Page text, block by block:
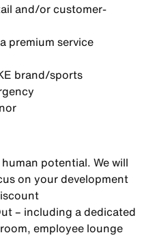
and/or customer-
premium service
brand/sports
potential. We will
on your development
– including a dedicated
employee lounge